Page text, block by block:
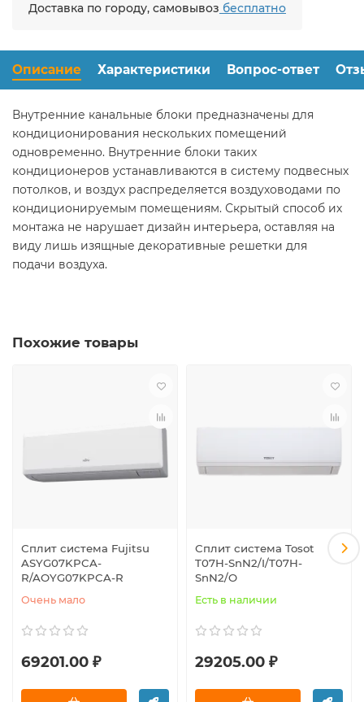
Доставка по городу, самовывоз бесплатно
Описание Характеристики Вопрос-ответ
Внутренние канальные блоки предназначены для
кондиционирования нескольких помещений
одновременно. Внутренние блоки таких
кондиционеров устанавливаются в систему подвесных
потолков, и воздух распределяется воздуховодами по
кондиционируемым помещениям. Скрытый способ их
монтажа не нарушает дизайн интерьера, оставляя на
виду лишь изящные декоративные решетки для
подачи воздуха.
Похожие товары
Сплит система Fujitsu
ASYG07KPCA-
R/AOYG07KPCA-R
Очень мало
69201.00 ₽
Сплит система Tosot
T07H-SnN2/I/T07H-
SnN2/O
Есть в наличии
29205.00 ₽